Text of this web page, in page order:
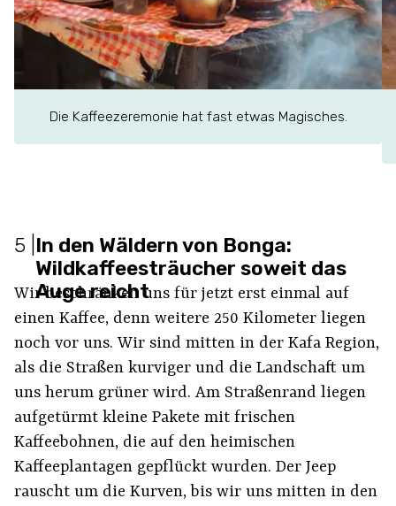
Die Kaffeezeremonie hat fast etwas Magisches.
5 In den Wäldern von Bonga:
Wildkaffeesträucher soweit das
Auge reicht
Wir beschränken uns für jetzt erst einmal auf
einen Kaffee, denn weitere 250 Kilometer liegen
noch vor uns. Wir sind mitten in der Kafa Region,
als die Straßen kurviger und die Landschaft um
uns herum grüner wird. Am Straßenrand liegen
aufgetürmt kleine Pakete mit frischen
Kaffeebohnen, die auf den heimischen
Kaffeeplantagen gepflückt wurden. Der Jeep
rauscht um die Kurven, bis wir uns mitten in den